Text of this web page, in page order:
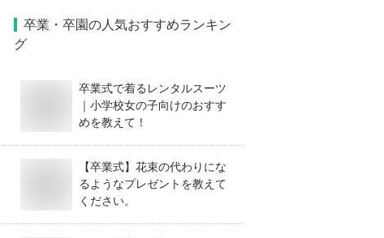
卒業・卒園の人気おすすめランキン
グ
卒業式で着るレンタルスーツ
｜小学校女の子向けのおすす
めを教えて！
【卒業式】花束の代わりにな
るようなプレゼントを教えて
ください。